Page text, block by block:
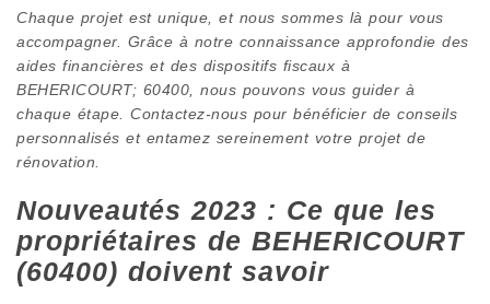
Chaque projet est unique, et nous sommes là pour vous
accompagner. Grâce à notre connaissance approfondie des
aides financières et des dispositifs fiscaux à
BEHERICOURT; 60400, nous pouvons vous guider à
chaque étape. Contactez-nous pour bénéficier de conseils
personnalisés et entamez sereinement votre projet de
rénovation.
Nouveautés 2023 : Ce que les
propriétaires de BEHERICOURT
(60400) doivent savoir